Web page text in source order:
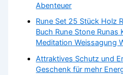
Abenteuer
Rune Set 25 Stück Holz
Buch Rune Stone
Meditation Weissagung
Attraktives Schutz und
Geschenk für mehr